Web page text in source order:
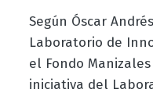
Según Óscar
Laboratorio de
el Fondo
iniciativa del